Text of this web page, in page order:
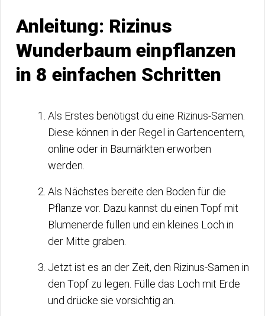
Anleitung: Rizinus
Wunderbaum einpflanzen
in 8 einfachen Schritten
Als Erstes benötigst du eine Rizinus-Samen.
Diese können in der Regel in Gartencentern,
online oder in Baumärkten erworben
werden.
Als Nächstes bereite den Boden für die
Pflanze vor. Dazu kannst du einen Topf mit
Blumenerde füllen und ein kleines Loch in
der Mitte graben.
Jetzt ist es an der Zeit, den Rizinus-Samen in
den Topf zu legen. Fülle das Loch mit Erde
und drücke sie vorsichtig an.